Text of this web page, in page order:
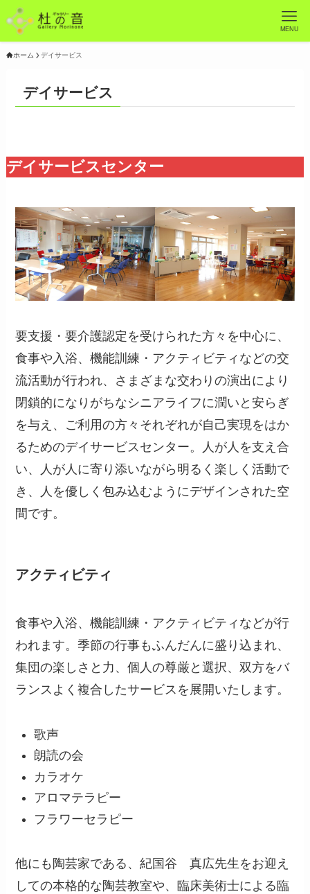
MENU
ホーム デイサービス
デイサービス
デイサービスセンター
要支援・要介護認定を受けられた方々を中心に、
食事や入浴、機能訓練・アクティビティなどの交
流活動が行われ、さまざまな交わりの演出により
閉鎖的になりがちなシニアライフに潤いと安らぎ
を与え、ご利用の方々それぞれが自己実現をはか
るためのデイサービスセンター。人が人を支え合
い、人が人に寄り添いながら明るく楽しく活動で
き、人を優しく包み込むようにデザインされた空
間です。
アクティビティ
食事や入浴、機能訓練・アクティビティなどが行
われます。季節の行事もふんだんに盛り込まれ、
集団の楽しさと力、個人の尊厳と選択、双方をバ
ランスよく複合したサービスを展開いたします。
歌声
朗読の会
カラオケ
アロマテラピー
フラワーセラピー
他にも陶芸家である、紀国谷 真広先生をお迎え
しての本格的な陶芸教室や、臨床美術士による臨